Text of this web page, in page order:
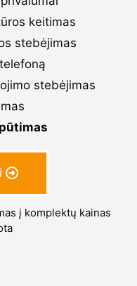
keitimas
stebėjimas
stebėjimas
į komplektų kainas